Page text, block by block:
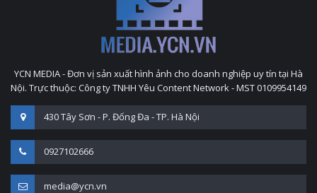
YCN MEDIA - Đơn vị sản xuất hình ảnh cho doanh nghiệp uy tín tại Hà
Nội. Trực thuộc: Công ty TNHH Yêu Content Network - MST 0109954149
430 Tây Sơn - P. Đống Đa - TP. Hà Nội
0927102666
media@ycn.vn